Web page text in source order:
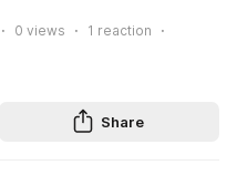
0 views 1 reaction
Share